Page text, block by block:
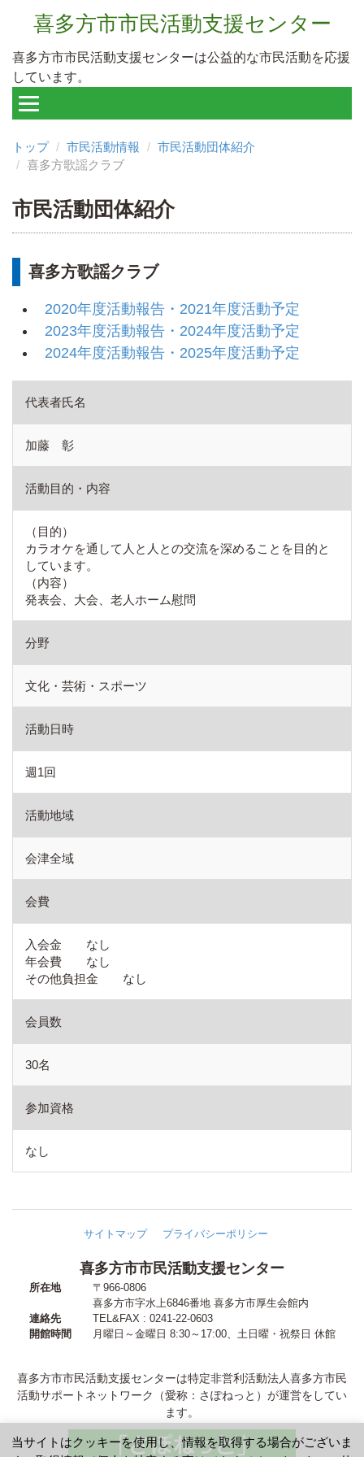
喜多方市市民活動支援センター
喜多方市市民活動支援センターは公益的な市民活動を応援
しています。
トップ 市民活動情報
市民活動団体紹介
喜多方歌謡クラブ
市民活動団体紹介
喜多方歌謡クラブ
2020年度活動報告・2021年度活動予定
2023年度活動報告・2024年度活動予定
2024年度活動報告・2025年度活動予定
代表者氏名
加藤 彰
活動目的・内容
（目的）
カラオケを通して人と人との交流を深めることを目的と
しています。
（内容）
発表会、大会、老人ホーム慰問
分野
文化・芸術・スポーツ
活動日時
週1回
活動地域
会津全域
会費
入会金 なし
年会費 なし
その他負担金 なし
会員数
30名
参加資格
なし
喜多方市市民活動支援センター
所在地
〒966-0806
喜多方市字水上6846番地 喜多方市厚生会館内
連絡先
TEL&FAX : 0241-22-0603
開館時間
月曜日～金曜日 8:30～17:00、 土日曜・祝祭日 休館
サイトマップ プライバシーポリシー
喜多方市市民活動支援センターは特定非営利活動法人喜多方市民
活動サポートネットワーク（愛称：さぽねっと）が運営をしてい
ます。
当サイトはクッキーを使用し、情報を取得する場合がございま